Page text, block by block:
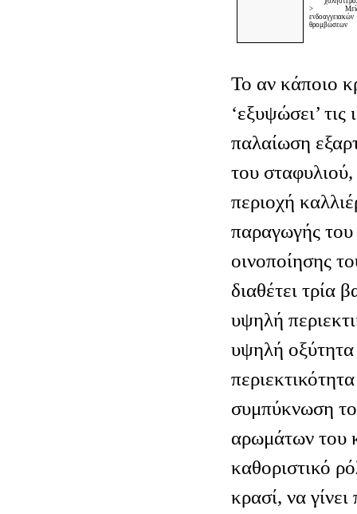
>
ενδοαγγειακών
θρομβώσεων
Το αν κάποιο
‘εξυψώσει’ τις
παλαίωση
του
περιοχή
παραγωγής του
οινοποίησης
διαθέτει τρία
υψηλή
υψηλή
συμπύκνωση
αρωμάτων του
καθοριστικό
κρασί, να γίνει